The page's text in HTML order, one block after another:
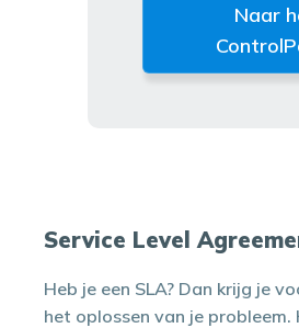
Naar
Service Level
Heb je een SLA? Dan krijg je
het oplossen van je probleem.